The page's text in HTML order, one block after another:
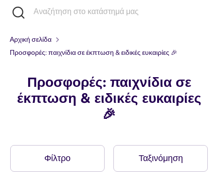
ΑναζήτησηΑναζήτηση
κατάστημά
μας
Κλείστε
αναζήτηση
Αρχική σελίδα
Προσφορές: παιχνίδια σε έκπτωση & ειδικές ευκαιρίες 🎉
Προσφορές: παιχνίδια σε
έκπτωση & ειδικές ευκαιρίες
🎉
Φίλτρο Ταξινόμηση